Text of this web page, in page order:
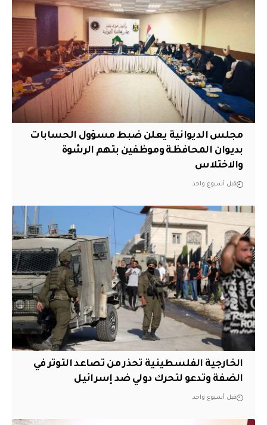
مجلس الديوانية يعلن ضبط مسؤول الحسابات
بديوان المحافظة وموظفين بتهم الرشوة
والاختلاس
قبل أسبوع واحد
الخارجية الفلسطينية تحذر من تصاعد التوتر في
الضفة وتدعو لتحرك دولي ضد إسرائيل
قبل أسبوع واحد